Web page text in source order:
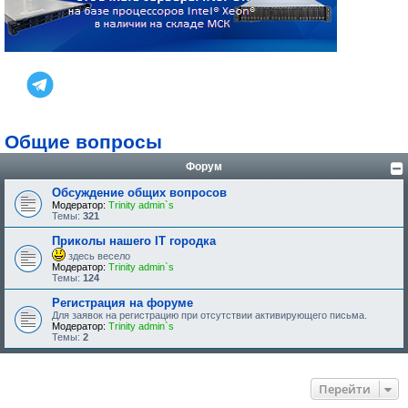
Общие вопросы
Форум
Обсуждение общих вопросов
Модератор: Trinity admin`s
Темы: 321
Приколы нашего IT городка
здесь весело
Модератор: Trinity admin`s
Темы: 124
Регистрация на форуме
Для заявок на регистрацию при отсутствии активирующего письма.
Модератор: Trinity admin`s
Темы: 2
Перейти